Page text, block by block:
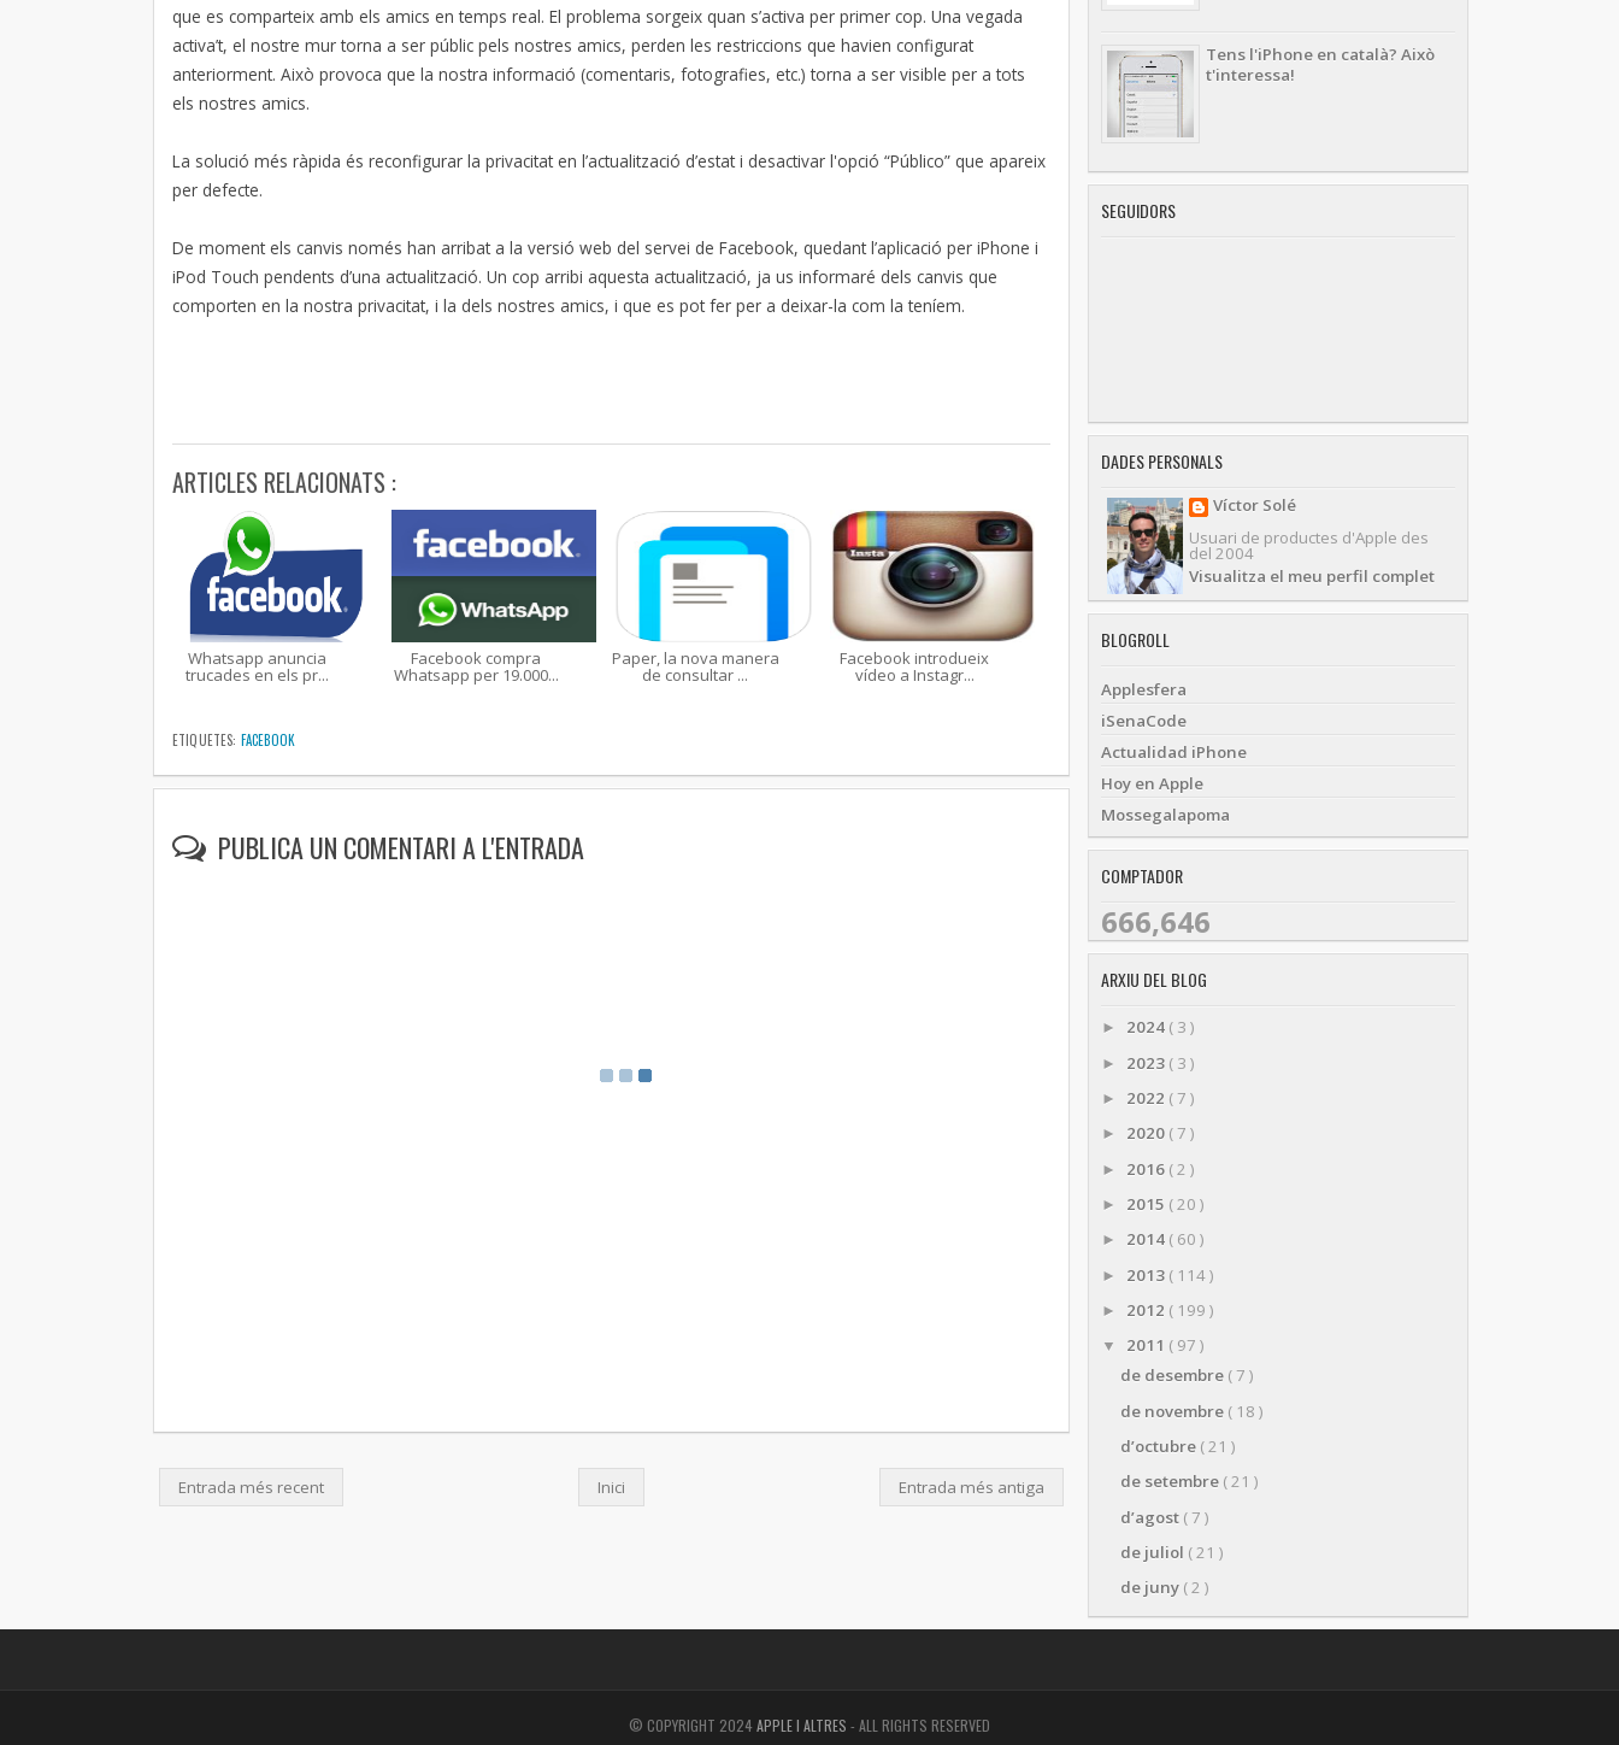
que es comparteix amb els amics en temps real. El problema sorgeix quan s’activa per primer cop. Una vegada
activa’t, el nostre mur torna a ser públic pels nostres amics, perden les restriccions que havien configurat
anteriorment. Això provoca que la nostra informació (comentaris, fotografies, etc.) torna a ser visible per a tots
els nostres amics.
La solució més ràpida és reconfigurar la privacitat en l’actualització d’estat i desactivar l'opció “Público” que apareix
per defecte.
De moment els canvis només han arribat a la versió web del servei de Facebook, quedant l’aplicació per iPhone i
iPod Touch pendents d’una actualització. Un cop arribi aquesta actualització, ja us informaré dels canvis que
comporten en la nostra privacitat, i la dels nostres amics, i que es pot fer per a deixar-la com la teníem.
ARTICLES RELACIONATS :
Whatsapp anuncia
trucades en els pr...
Facebook compra
Whatsapp per 19.000...
Paper, la nova manera
de consultar ...
Facebook introdueix
vídeo a Instagr...
ETIQUETES: FACEBOOK
PUBLICA UN COMENTARI A L'ENTRADA
Entrada més recent Entrada més antiga
Inici
Tens l'iPhone en català? Això
t'interessa!
SEGUIDORS
DADES PERSONALS
Víctor Solé
Usuari de productes d'Apple des
del 2004
Visualitza el meu perfil complet
BLOGROLL
Applesfera
iSenaCode
Actualidad iPhone
Hoy en Apple
Mossegalapoma
COMPTADOR
666,646
ARXIU DEL BLOG
► 2024 ( 3 )
► 2023 ( 3 )
► 2022 ( 7 )
► 2020 ( 7 )
► 2016 ( 2 )
► 2015 ( 20 )
► 2014 ( 60 )
► 2013 ( 114 )
► 2012 ( 199 )
▼ 2011 ( 97 )
de desembre ( 7 )
de novembre ( 18 )
d’octubre ( 21 )
de setembre ( 21 )
d’agost ( 7 )
de juliol ( 21 )
de juny ( 2 )
© COPYRIGHT 2024 APPLE I ALTRES - ALL RIGHTS RESERVED